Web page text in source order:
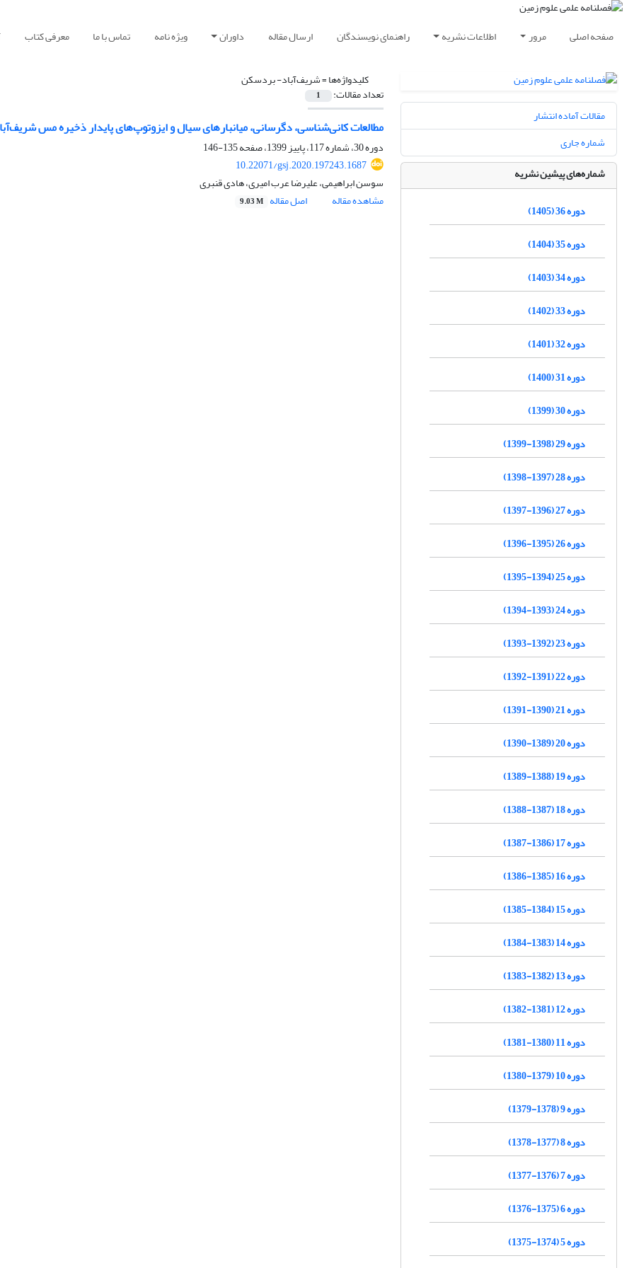
صفحه اصلی مرور اطلاعات نشریه راهنمای نویسندگان ارسال مقاله داوران ویژه نامه تماس با ما معرفی کتاب
کلیدواژه‌ها =شریف‌آباد- بردسکن
تعداد مقالات: 1
مطالعات کانی‌شناسی، دگرسانی، میانبارهای سیال و ایزوتوپ‌های پایدار ذخیره مس
دوره 30، شماره 117، پاییز 1399، صفحه
135-146
10.22071/gsj.2020.197243.1687
سوسن ابراهیمی، علیرضا عرب امیری، هادی قنبری
مشاهده مقاله
اصل مقاله 9.03 M
مقالات آماده انتشار
شماره جاری
شماره‌های پیشین نشریه
دوره 36 (1405)
دوره 35 (1404)
دوره 34 (1403)
دوره 33 (1402)
دوره 32 (1401)
دوره 31 (1400)
دوره 30 (1399)
دوره 29 (1398-1399)
دوره 28 (1397-1398)
دوره 27 (1396-1397)
دوره 26 (1395-1396)
دوره 25 (1394-1395)
دوره 24 (1393-1394)
دوره 23 (1392-1393)
دوره 22 (1391-1392)
دوره 21 (1390-1391)
دوره 20 (1389-1390)
دوره 19 (1388-1389)
دوره 18 (1387-1388)
دوره 17 (1386-1387)
دوره 16 (1385-1386)
دوره 15 (1384-1385)
دوره 14 (1383-1384)
دوره 13 (1382-1383)
دوره 12 (1381-1382)
دوره 11 (1380-1381)
دوره 10 (1379-1380)
دوره 9 (1378-1379)
دوره 8 (1377-1378)
دوره 7 (1376-1377)
دوره 6 (1375-1376)
دوره 5 (1374-1375)